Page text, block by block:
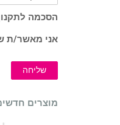
הסכמה
אני מאשר/ת
שליחה
מוצרים